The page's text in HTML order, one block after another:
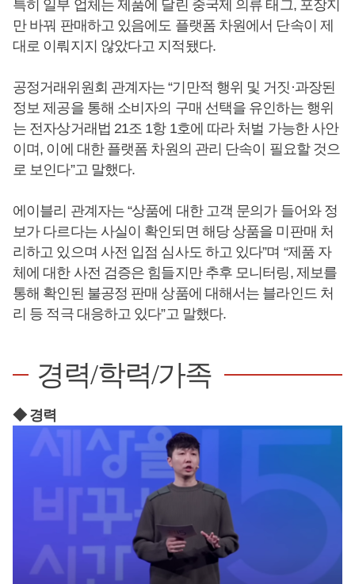
특히 일부 업체는 제품에 달린 중국제 의류 태그, 포장지
만 바꿔 판매하고 있음에도 플랫폼 차원에서 단속이 제
대로 이뤄지지 않았다고 지적됐다.
공정거래위원회 관계자는 “기만적 행위 및 거짓·과장된
정보 제공을 통해 소비자의 구매 선택을 유인하는 행위
는 전자상거래법 21조 1항 1호에 따라 처벌 가능한 사안
이며, 이에 대한 플랫폼 차원의 관리 단속이 필요할 것으
로 보인다”고 말했다.
에이블리 관계자는 “상품에 대한 고객 문의가 들어와 정
보가 다르다는 사실이 확인되면 해당 상품을 미판매 처
리하고 있으며 사전 입점 심사도 하고 있다”며 “제품 자
체에 대한 사전 검증은 힘들지만 추후 모니터링, 제보를
통해 확인된 불공정 판매 상품에 대해서는 블라인드 처
리 등 적극 대응하고 있다”고 말했다.
경력/학력/가족
◆ 경력